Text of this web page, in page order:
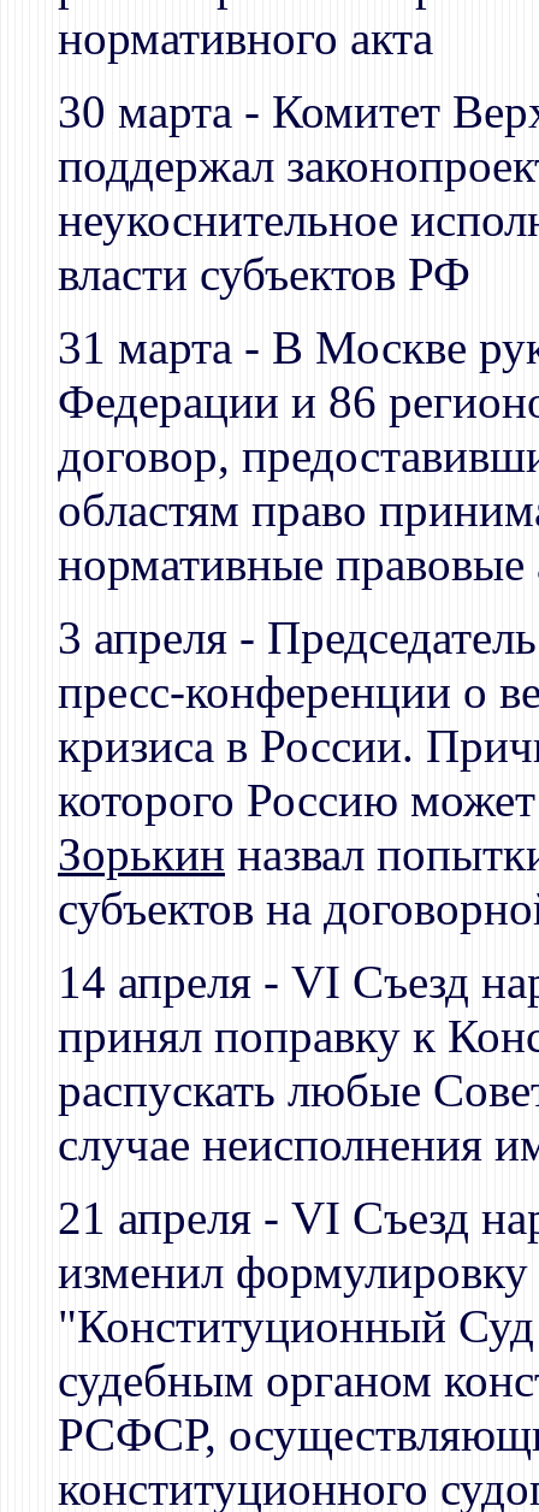
нормативного акта
30 марта - Комитет
поддержал
неукоснительное
власти субъектов РФ
31 марта - В Москве
Федерации и 86
договор,
областям право
нормативные правовые
3 апреля -
пресс-конференции о
кризиса в России.
которого Россию
Зорькин назвал
субъектов на
14 апреля - VI Съезд
принял поправку к
распускать любые
случае неисполнения
21 апреля - VI Съезд
изменил
"Конституционный
судебным органом
РСФСР,
конституционного